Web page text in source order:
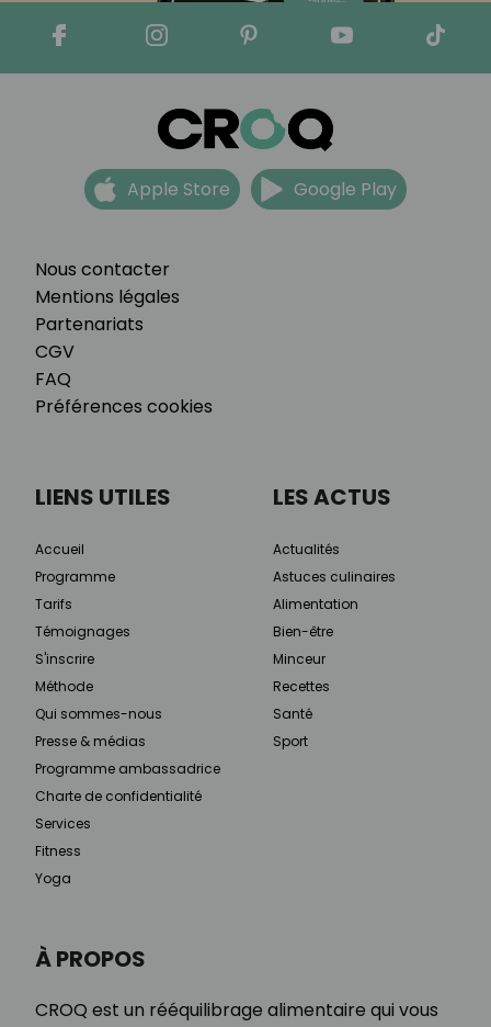
Nous contacter
Mentions légales
Partenariats
CGV
FAQ
Préférences cookies
Apple Store Google Play
À PROPOS
CROQ est un rééquilibrage alimentaire qui vous
LIENS UTILES
Accueil
Programme
Tarifs
Témoignages
S'inscrire
Méthode
Qui sommes-nous
Presse & médias
Programme ambassadrice
Charte de confidentialité
Services
Fitness
Yoga
LES ACTUS
Actualités
Astuces culinaires
Alimentation
Bien-être
Minceur
Recettes
Santé
Sport